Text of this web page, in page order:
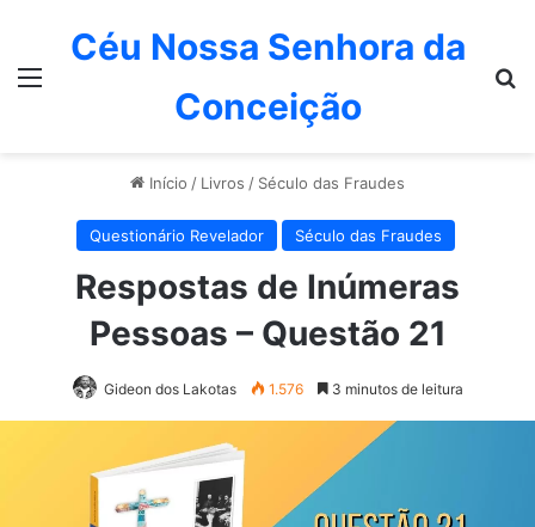
Céu Nossa Senhora da
Conceição
Início / Livros / Século das Fraudes
Questionário Revelador Século das Fraudes
Respostas de Inúmeras
Pessoas – Questão 21
Gideon dos Lakotas 1.576 3 minutos de leitura